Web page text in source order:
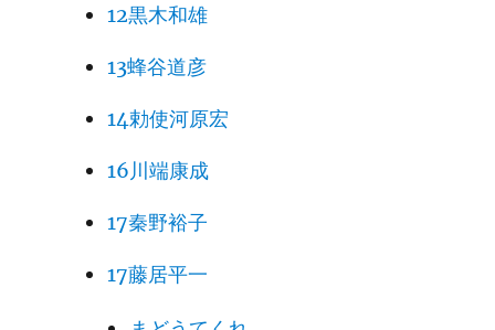
12黒木和雄
13蜂谷道彦
14勅使河原宏
16川端康成
17秦野裕子
17藤居平一